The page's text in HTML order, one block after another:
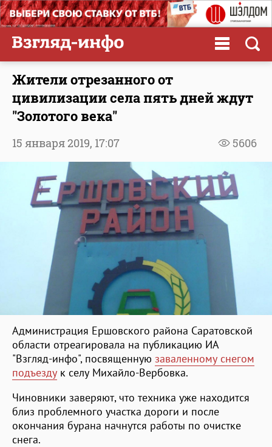
Жители отрезанного от
цивилизации села пять дней ждут
"Золотого века"
5606
15 января 2019, 17:07
Администрация Ершовского района Саратовской
области отреагировала на публикацию ИА
"Взгляд-инфо", посвященную заваленному снегом
подъезду к селу Михайло-Вербовка.
Чиновники заверяют, что техника уже находится
близ проблемного участка дороги и после
окончания бурана начнутся работы по очистке
снега.